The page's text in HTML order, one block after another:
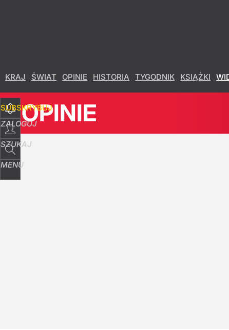
KRAJ ŚWIAT OPINIE HISTORIA TYGODNIK KSIĄŻKI
SUBSKRYBUJ
ZALOGUJ
SZUKAJ
MENU
OPINIE